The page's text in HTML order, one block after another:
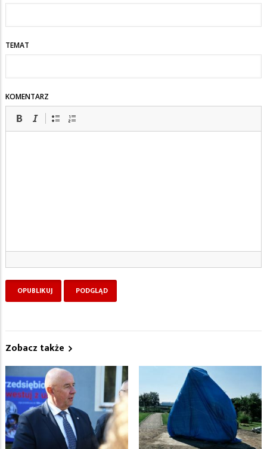
TEMAT
KOMENTARZ
Zobacz także